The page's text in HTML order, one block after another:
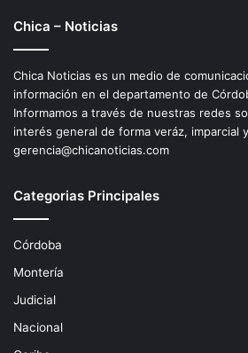
Chica – Noticias
Chica Noticias es un medio de
información en el departamento de
Informamos a través de nuestras redes
interés general de forma veráz, imparcial
gerencia@chicanoticias.com
Categorias Principales
Córdoba
Montería
Judicial
Nacional